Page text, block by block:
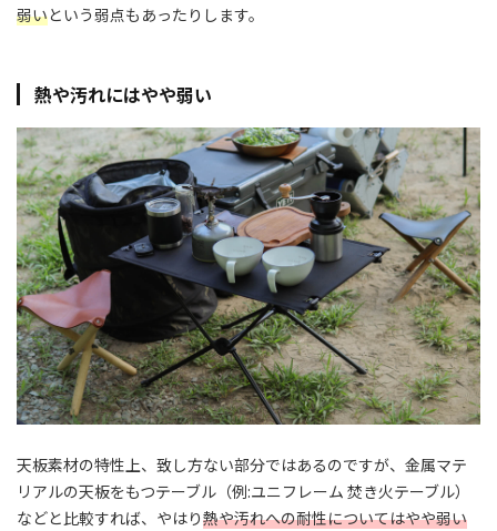
弱いという弱点もあったりします。
熱や汚れにはやや弱い
天板素材の特性上、致し方ない部分ではあるのですが、金属マテ
リアルの天板をもつテーブル（例:ユニフレーム 焚き火テーブル）
などと比較すれば、やはり熱や汚れへの耐性についてはやや弱い